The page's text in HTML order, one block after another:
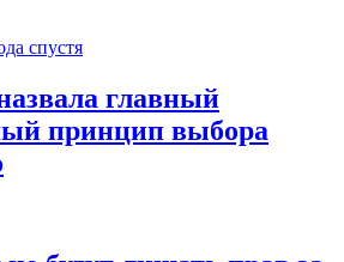
спустя
главный
принцип выбора